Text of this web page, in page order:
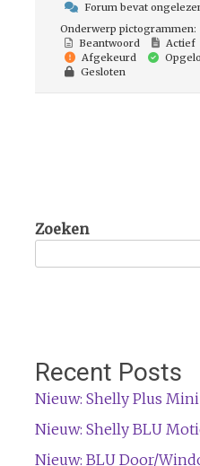
Forum bevat
Onderwerp pictogrammen:
Beantwoord
Actief
Afgekeurd
Gesloten
Zoeken
Recent Posts
Nieuw: Shelly Plus
Nieuw: Shelly BLU
Nieuw: BLU Door/